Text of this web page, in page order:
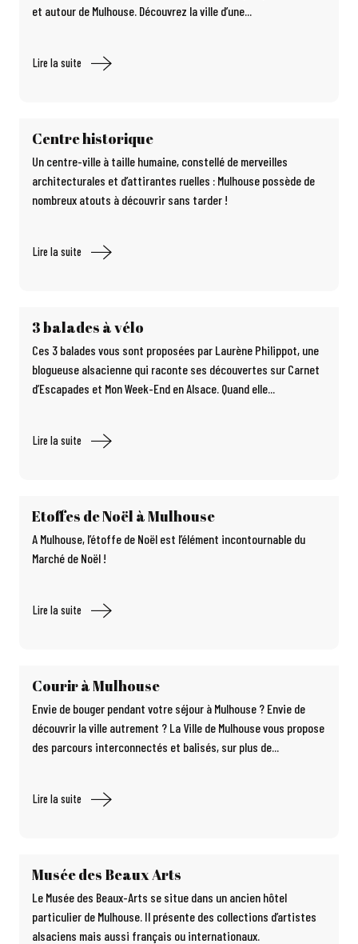
et autour de Mulhouse. Découvrez la ville d’une...
Lire la suite
Centre historique
Un centre-ville à taille humaine, constellé de merveilles
architecturales et d’attirantes ruelles : Mulhouse possède de
nombreux atouts à découvrir sans tarder !
Lire la suite
3 balades à vélo
Ces 3 balades vous sont proposées par Laurène Philippot, une
blogueuse alsacienne qui raconte ses découvertes sur Carnet
d’Escapades et Mon Week-End en Alsace. Quand elle...
Lire la suite
Etoffes de Noël à Mulhouse
A Mulhouse, l’étoffe de Noël est l’élément incontournable du
Marché de Noël !
Lire la suite
Courir à Mulhouse
Envie de bouger pendant votre séjour à Mulhouse ? Envie de
découvrir la ville autrement ? La Ville de Mulhouse vous propose
des parcours interconnectés et balisés, sur plus de...
Lire la suite
Musée des Beaux Arts
Le Musée des Beaux-Arts se situe dans un ancien hôtel
particulier de Mulhouse. Il présente des collections d’artistes
alsaciens mais aussi français ou internationaux.